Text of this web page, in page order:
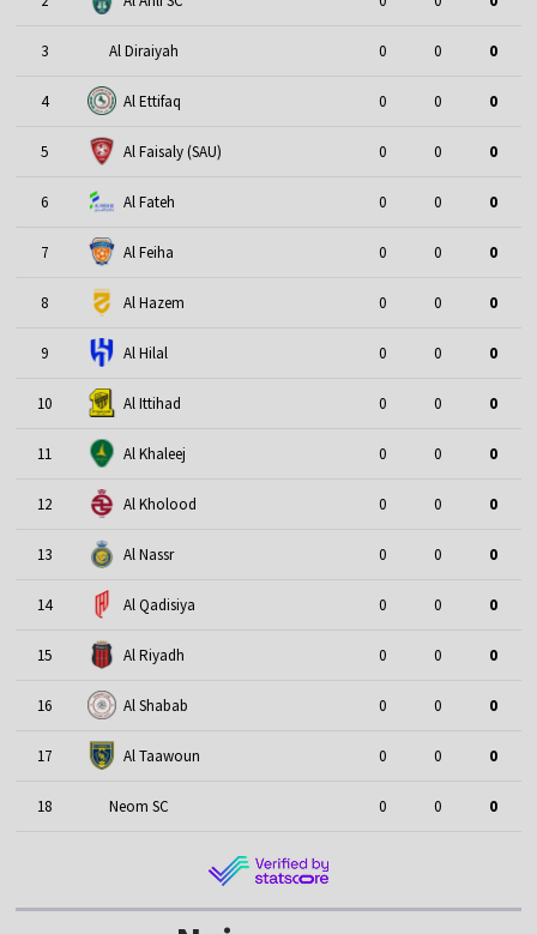
3 Al Diraiyah 0 0 0
4 Al Ettifaq 0 0 0
5 Al Faisaly (SAU) 0 0 0
6 Al Fateh 0 0 0
7 Al Feiha 0 0 0
8 Al Hazem 0 0 0
9 Al Hilal 0 0 0
10 Al Ittihad 0 0 0
11 Al Khaleej 0 0 0
12 Al Kholood 0 0 0
13 Al Nassr 0 0 0
14 Al Qadisiya 0 0 0
15 Al Riyadh 0 0 0
16 Al Shabab 0 0 0
17 Al Taawoun 0 0 0
18 Neom SC 0 0 0